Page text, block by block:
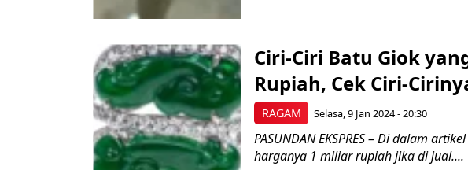
RAGAM
Ciri-Ciri Batu Giok
Rupiah, Cek Ciri-
Selasa, 9 Jan 2024 - 20:30
PASUNDAN EKSPRES – Di dalam
harganya 1 miliar rupiah jika di jual....